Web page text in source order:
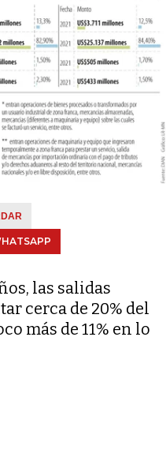
las salidas
cerca de 20% del
más de 11% en lo